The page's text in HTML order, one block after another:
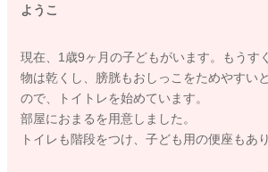
ようこ
現在、1歳9ヶ月の子どもがいます。もうす
物は乾くし、膀胱もおしっこをためやすい
ので、トイトレを始めています。
部屋におまるを用意しました。
トイレも階段をつけ、子ども用の便座もあり